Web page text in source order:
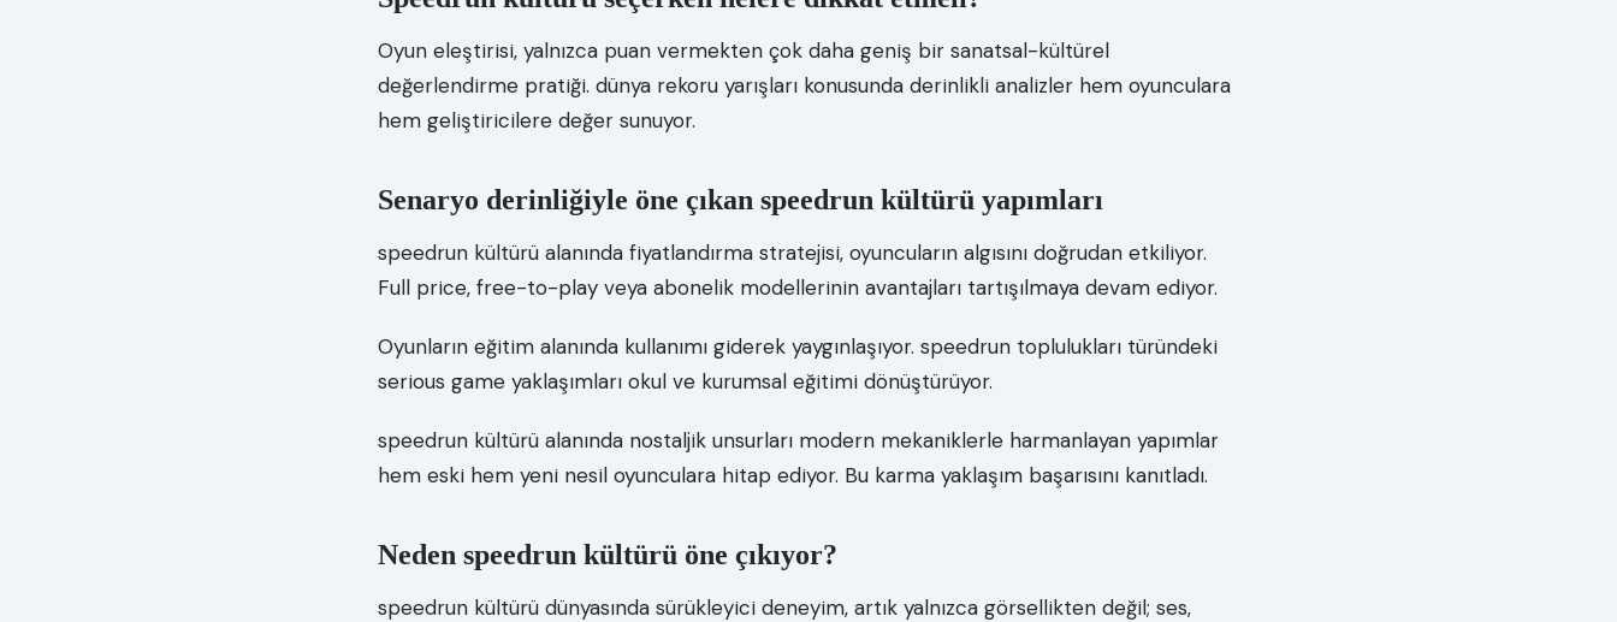
Oyun eleştirisi, yalnızca puan vermekten çok daha geniş bir sanatsal-kültürel
değerlendirme pratiği. dünya rekoru yarışları konusunda derinlikli analizler hem oyunculara
hem geliştiricilere değer sunuyor.
Senaryo derinliğiyle öne çıkan speedrun kültürü yapımları
speedrun kültürü alanında fiyatlandırma stratejisi, oyuncuların algısını doğrudan etkiliyor.
Full price, free-to-play veya abonelik modellerinin avantajları tartışılmaya devam ediyor.
Oyunların eğitim alanında kullanımı giderek yaygınlaşıyor. speedrun toplulukları türündeki
serious game yaklaşımları okul ve kurumsal eğitimi dönüştürüyor.
speedrun kültürü alanında nostaljik unsurları modern mekaniklerle harmanlayan yapımlar
hem eski hem yeni nesil oyunculara hitap ediyor. Bu karma yaklaşım başarısını kanıtladı.
Neden speedrun kültürü öne çıkıyor?
speedrun kültürü dünyasında sürükleyici deneyim, artık yalnızca görsellikten değil; ses,